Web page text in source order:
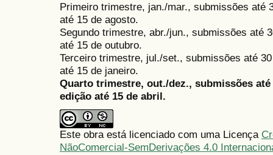
Primeiro trimestre, jan./mar., submissões até
até 15 de agosto.
Segundo trimestre, abr./jun., submissões até
até 15 de outubro.
Terceiro trimestre, jul./set., submissões até
até 15 de janeiro.
Quarto trimestre, out./dez., submissões
edição até 15 de abril.
Este obra está licenciado com uma Licença
NãoComercial-SemDerivações 4.0